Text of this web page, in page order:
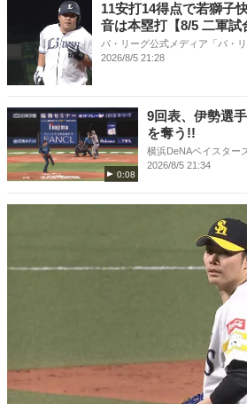
11安打14得点で若獅子
音は本塁打【8/5 二軍試
パ・リーグ公式メディア「パ・リ
2026/8/5 21:28
0:08
9回表、伊勢選
を奪う!!
横浜DeNAベイスター
2026/8/5 21:34